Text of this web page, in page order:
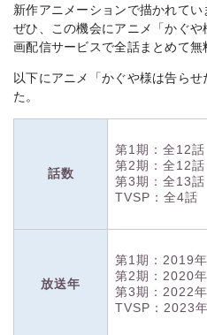
新作アニメーションで描かれてい
ぜひ、この機会にアニメ「かぐ
画配信サービスで全話まとめて無
以下にアニメ「かぐや様は告ら
た。
話数
第1期：全12話
第2期：全12話
第3期：全13話
TVSP：全4話
放送年
第1期：2019年
第2期：2020年
第3期：2022年
TVSP：2023年